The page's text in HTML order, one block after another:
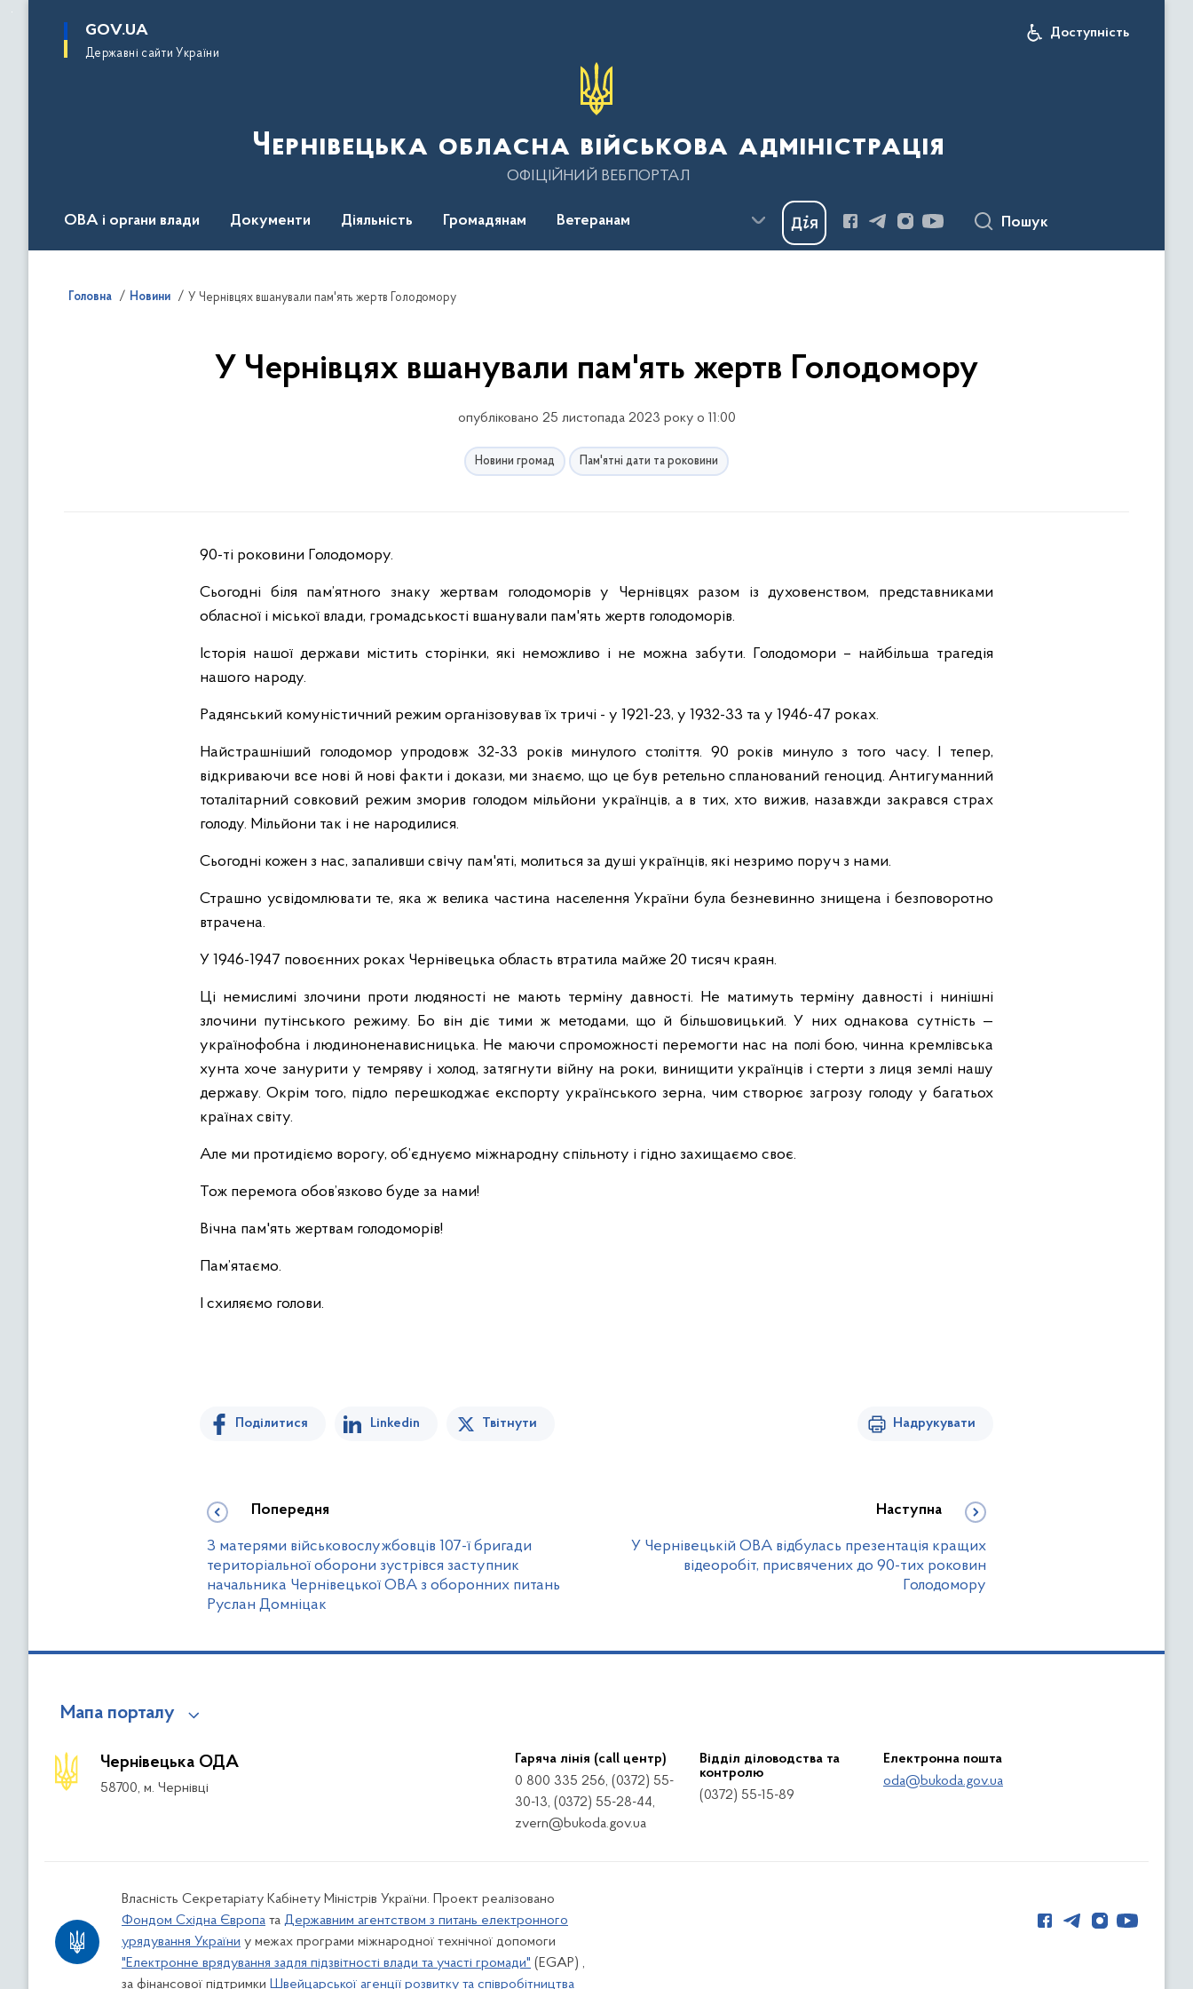
основного
GOV.UA
Державні сайти України
Доступність
Чернівецька обласна військова адміністрація
ОФІЦІЙНИЙ ВЕБПОРТАЛ
ОВА і органи влади Документи Діяльність Громадянам Ветеранам Пошук
Головна Новини У Чернівцях вшанували пам'ять жертв Голодомору
У Чернівцях вшанували пам'ять жертв Голодомору
опубліковано 25 листопада 2023 року о 11:00
Новини громад Пам'ятні дати та роковини
90-ті роковини Голодомору.
Сьогодні біля пам’ятного знаку жертвам голодоморів у Чернівцях разом із духовенством, представниками
обласної і міської влади, громадськості вшанували пам'ять жертв голодоморів.
Історія нашої держави містить сторінки, які неможливо і не можна забути. Голодомори – найбільша трагедія
нашого народу.
Радянський комуністичний режим організовував їх тричі - у 1921-23, у 1932-33 та у 1946-47 роках.
Найстрашніший голодомор упродовж 32-33 років минулого століття. 90 років минуло з того часу. І тепер,
відкриваючи все нові й нові факти і докази, ми знаємо, що це був ретельно спланований геноцид. Антигуманний
тоталітарний совковий режим зморив голодом мільйони українців, а в тих, хто вижив, назавжди закрався страх
голоду. Мільйони так і не народилися.
Сьогодні кожен з нас, запаливши свічу пам'яті, молиться за душі українців, які незримо поруч з нами.
Страшно усвідомлювати те, яка ж велика частина населення України була безневинно знищена і безповоротно
втрачена.
У 1946-1947 повоєнних роках Чернівецька область втратила майже 20 тисяч краян.
Ці немислимі злочини проти людяності не мають терміну давності. Не матимуть терміну давності і нинішні
злочини путінського режиму. Бо він діє тими ж методами, що й більшовицький. У них однакова сутність —
українофобна і людиноненависницька. Не маючи спроможності перемогти нас на полі бою, чинна кремлівська
хунта хоче занурити у темряву і холод, затягнути війну на роки, винищити українців і стерти з лиця землі нашу
державу. Окрім того, підло перешкоджає експорту українського зерна, чим створює загрозу голоду у багатьох
країнах світу.
Але ми протидіємо ворогу, об’єднуємо міжнародну спільноту і гідно захищаємо своє.
Тож перемога обов’язково буде за нами!
Вічна пам'ять жертвам голодоморів!
Пам’ятаємо.
І схиляємо голови.
Поділитися Linkedin Твітнути Надрукувати
Попередня
З матерями військовослужбовців 107-ї бригади
територіальної оборони зустрівся заступник
начальника Чернівецької ОВА з оборонних питань
Руслан Домніцак
Наступна
У Чернівецькій ОВА відбулась презентація кращих
відеоробіт, присвячених до 90-тих роковин
Голодомору
Мапа порталу
Чернівецька ОДА
58700, м. Чернівці
Гаряча лінія (call центр)
0 800 335 256, (0372) 55-
30-13, (0372) 55-28-44,
zvern@bukoda.gov.ua
Відділ діловодства та
контролю
(0372) 55-15-89
Електронна пошта
oda@bukoda.gov.ua
Власність Секретаріату Кабінету Міністрів України. Проект реалізовано
Фондом Східна Європа та Державним агентством з питань електронного
урядування України у межах програми міжнародної технічної допомоги
"Електронне врядування задля підзвітності влади та участі громади" (EGAP) ,
за фінансової підтримки Швейцарської агенції розвитку та співробітництва